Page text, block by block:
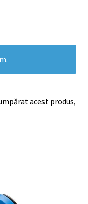
acest produs,